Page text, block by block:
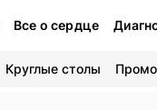
Все о сердце
Круглые столы